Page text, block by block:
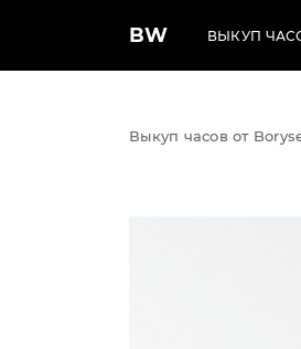
BW ВЫКУП
Выкуп часов от